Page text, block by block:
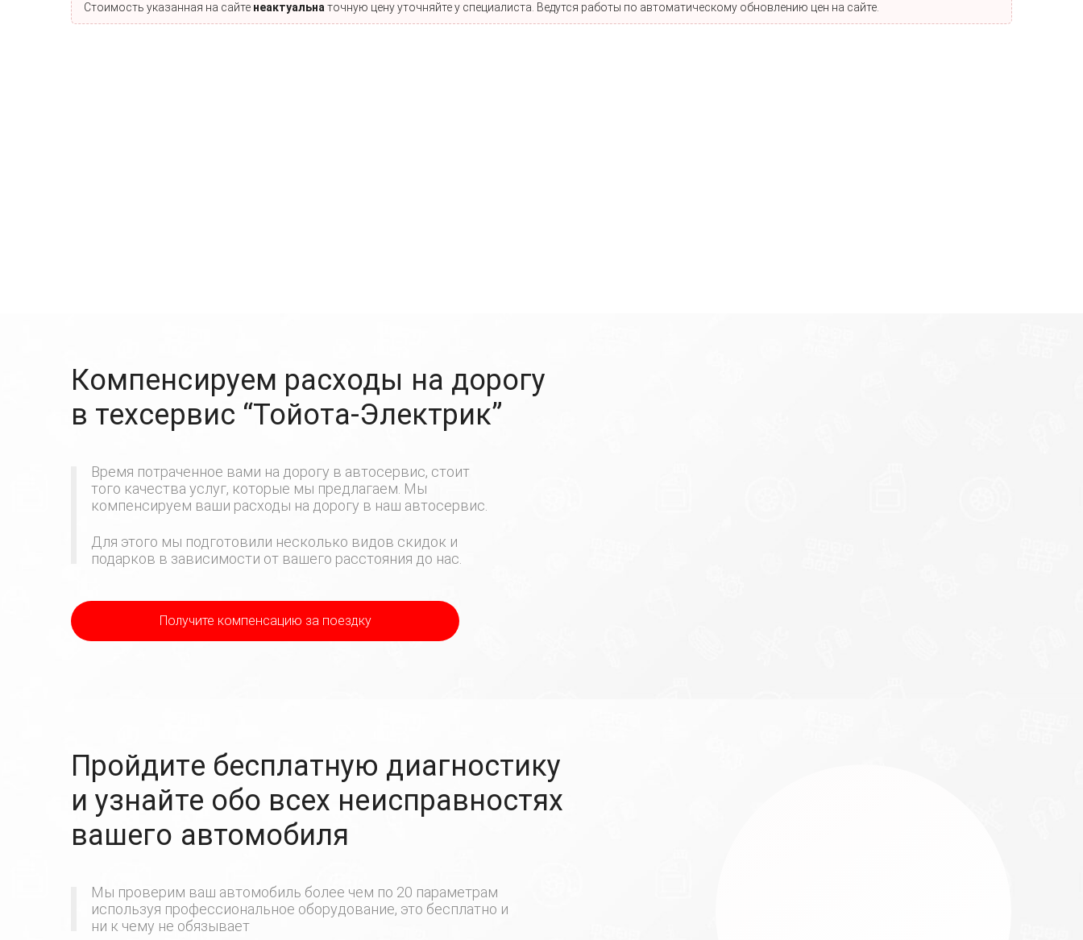
Стоимость указанная на сайте неактуальна точную цену уточняйте у специалиста. Ведутся работы по автоматическому обновлению цен на сайте.
Компенсируем расходы на дорогу
в техсервис “Тойота-Электрик”
Время потраченное вами на дорогу в автосервис, стоит
того качества услуг, которые мы предлагаем. Мы
компенсируем ваши расходы на дорогу в наш автосервис.
Для этого мы подготовили несколько видов скидок и
подарков в зависимости от вашего расстояния до нас.
Получите компенсацию за поездку
Пройдите бесплатную диагностику
и узнайте обо всех неисправностях
вашего автомобиля
Мы проверим ваш автомобиль более чем по 20 параметрам
используя профессиональное оборудование, это бесплатно и
ни к чему не обязывает